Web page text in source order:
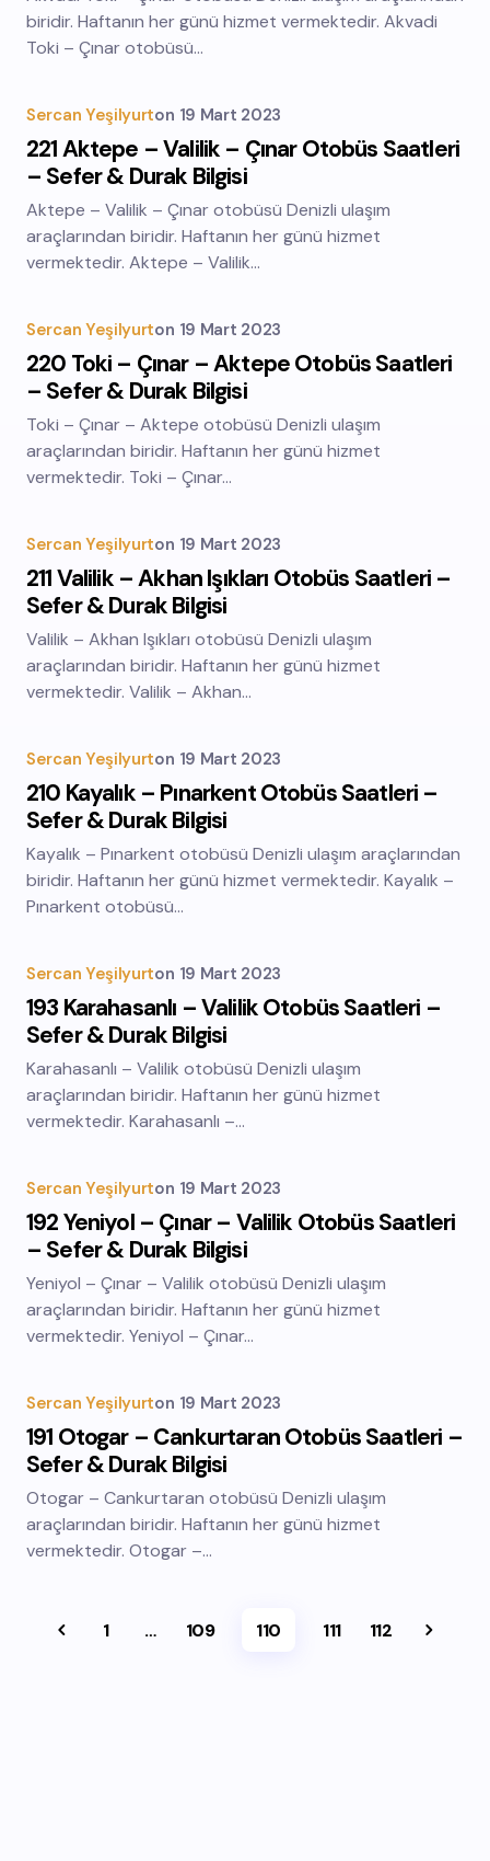
biridir. Haftanın her günü hizmet vermektedir. Akvadi
Toki – Çınar otobüsü…
Sercan Yeşilyurton 19 Mart 2023
221 Aktepe – Valilik – Çınar Otobüs Saatleri
– Sefer & Durak Bilgisi
Aktepe – Valilik – Çınar otobüsü Denizli ulaşım
araçlarından biridir. Haftanın her günü hizmet
vermektedir. Aktepe – Valilik…
Sercan Yeşilyurton 19 Mart 2023
220 Toki – Çınar – Aktepe Otobüs Saatleri
– Sefer & Durak Bilgisi
Toki – Çınar – Aktepe otobüsü Denizli ulaşım
araçlarından biridir. Haftanın her günü hizmet
vermektedir. Toki – Çınar…
Sercan Yeşilyurton 19 Mart 2023
211 Valilik – Akhan Işıkları Otobüs Saatleri –
Sefer & Durak Bilgisi
Valilik – Akhan Işıkları otobüsü Denizli ulaşım
araçlarından biridir. Haftanın her günü hizmet
vermektedir. Valilik – Akhan…
Sercan Yeşilyurton 19 Mart 2023
210 Kayalık – Pınarkent Otobüs Saatleri –
Sefer & Durak Bilgisi
Kayalık – Pınarkent otobüsü Denizli ulaşım araçlarından
biridir. Haftanın her günü hizmet vermektedir. Kayalık –
Pınarkent otobüsü…
Sercan Yeşilyurton 19 Mart 2023
193 Karahasanlı – Valilik Otobüs Saatleri –
Sefer & Durak Bilgisi
Karahasanlı – Valilik otobüsü Denizli ulaşım
araçlarından biridir. Haftanın her günü hizmet
vermektedir. Karahasanlı –…
Sercan Yeşilyurton 19 Mart 2023
192 Yeniyol – Çınar – Valilik Otobüs Saatleri
– Sefer & Durak Bilgisi
Yeniyol – Çınar – Valilik otobüsü Denizli ulaşım
araçlarından biridir. Haftanın her günü hizmet
vermektedir. Yeniyol – Çınar…
Sercan Yeşilyurton 19 Mart 2023
191 Otogar – Cankurtaran Otobüs Saatleri –
Sefer & Durak Bilgisi
Otogar – Cankurtaran otobüsü Denizli ulaşım
araçlarından biridir. Haftanın her günü hizmet
vermektedir. Otogar –…
1 … 109 110 111 112